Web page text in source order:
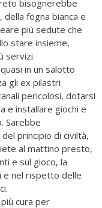
bisognerebbe
fogna bianca e
più sedute che
stare insieme,
servizi.
in un salotto
gli ex pilastri
pericolosi, dotarsi
e installare giochi e
Sarebbe
principio di civiltà,
al mattino presto,
e sul gioco, la
e nel rispetto delle
cura per